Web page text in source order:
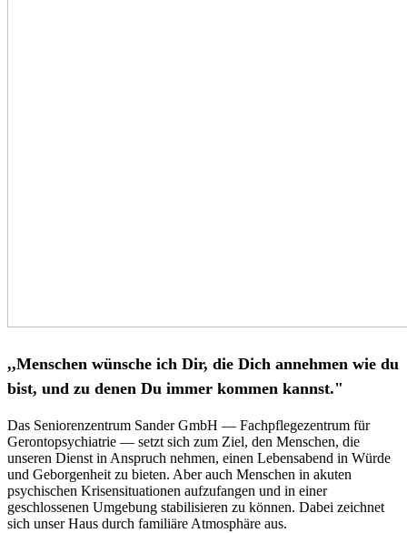
,,Menschen wünsche ich Dir, die Dich annehmen wie du
bist, und zu denen Du immer kommen kannst."
Das Seniorenzentrum Sander GmbH — Fachpflegezentrum für
Gerontopsychiatrie — setzt sich zum Ziel, den Menschen, die
unseren Dienst in Anspruch nehmen, einen Lebensabend in Würde
und Geborgenheit zu bieten. Aber auch Menschen in akuten
psychischen Krisensituationen aufzufangen und in einer
geschlossenen Umgebung stabilisieren zu können. Dabei zeichnet
sich unser Haus durch familiäre Atmosphäre aus.